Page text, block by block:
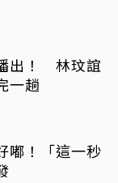
出！ 林玟誼
一趟
嘟！「這一秒